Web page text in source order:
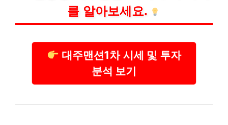
를 알아보세요.
대주맨션1차 시세 및 투자
분석 보기